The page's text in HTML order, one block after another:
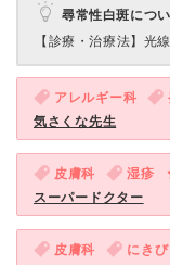
尋常性白斑につ
【診療・治療法】 光
アレルギー科
気さくな先生
皮膚科 湿疹
スーパードクター
皮膚科 にきび